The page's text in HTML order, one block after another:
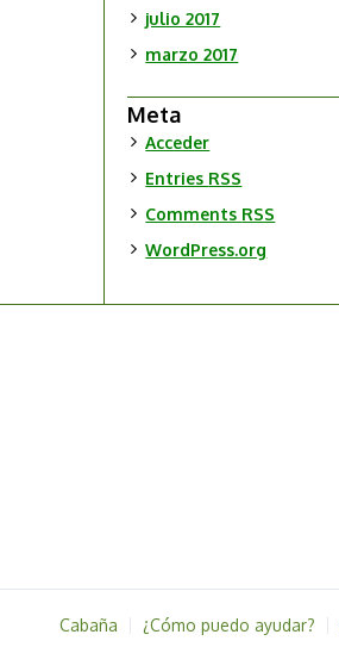
julio 2017
marzo 2017
Meta
Acceder
Entries RSS
Comments RSS
WordPress.org
Cabaña ¿Cómo puedo ayudar?